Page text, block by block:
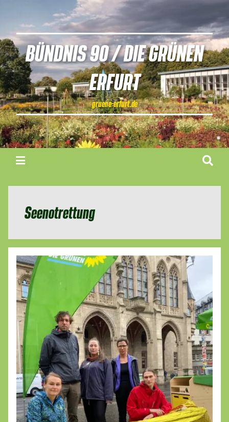
BÜNDNIS 90 / DIE GRÜNEN
ERFURT
gruene-erfurt.de
Seenotrettung